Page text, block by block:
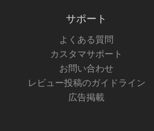
サポート
よくある質問
カスタマサポート
お問い合わせ
レビュー投稿のガイドライン
広告掲載